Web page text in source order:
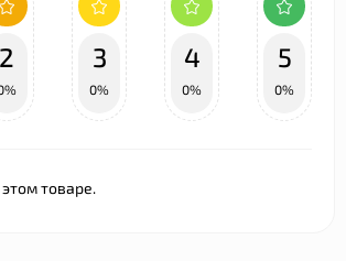
2 3
0%
4
0%
5
0%
товаре.